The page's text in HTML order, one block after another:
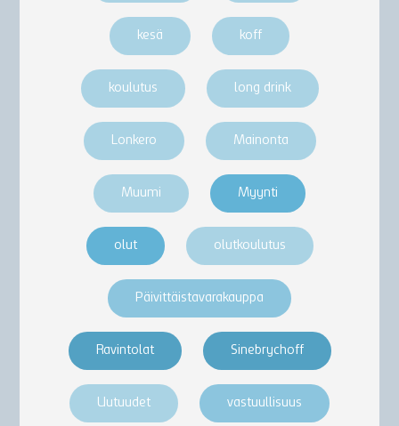
kesä koff
koulutus long drink
Lonkero Mainonta
Muumi Myynti
olut olutkoulutus
Päivittäistavarakauppa
Ravintolat Sinebrychoff
Uutuudet vastuullisuus